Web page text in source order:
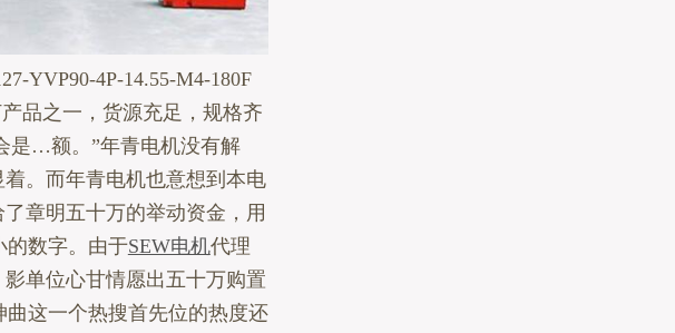
YVP90-4P-14.55-M4-180F
品之一，货源充足，规格齐
是…额。”年青电机没有解
。而年青电机也意想到本电
章明五十万的举动资金，用
的数字。由于SEW电机代理
单位心甘情愿出五十万购置
这一个热搜首先位的热度还